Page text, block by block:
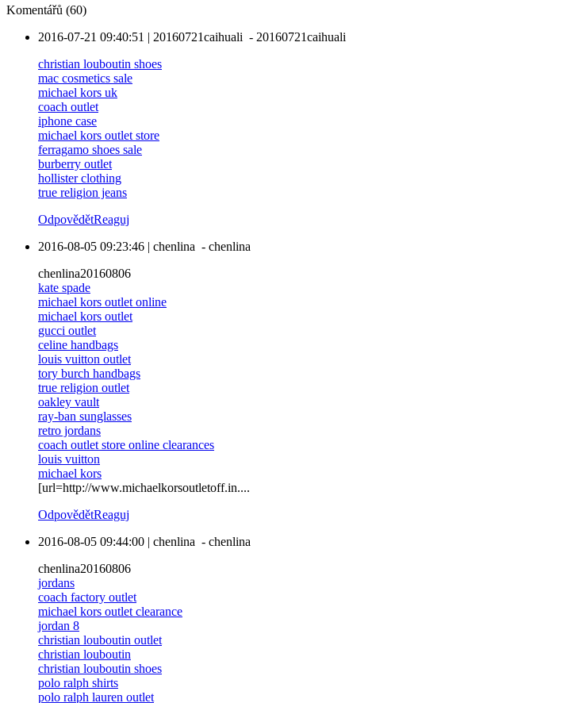
Komentářů (60)
2016-07-21 09:40:51 | 20160721caihuali - 20160721caihuali
christian louboutin shoes
mac cosmetics sale
michael kors uk
coach outlet
iphone case
michael kors outlet store
ferragamo shoes sale
burberry outlet
hollister clothing
true religion jeans
OdpovědětReaguj
2016-08-05 09:23:46 | chenlina - chenlina
chenlina20160806
kate spade
michael kors outlet online
michael kors outlet
gucci outlet
celine handbags
louis vuitton outlet
tory burch handbags
true religion outlet
oakley vault
ray-ban sunglasses
retro jordans
coach outlet store online clearances
louis vuitton
michael kors
[url=http://www.michaelkorsoutletoff.in....
OdpovědětReaguj
2016-08-05 09:44:00 | chenlina - chenlina
chenlina20160806
jordans
coach factory outlet
michael kors outlet clearance
jordan 8
christian louboutin outlet
christian louboutin
christian louboutin shoes
polo ralph shirts
polo ralph lauren outlet